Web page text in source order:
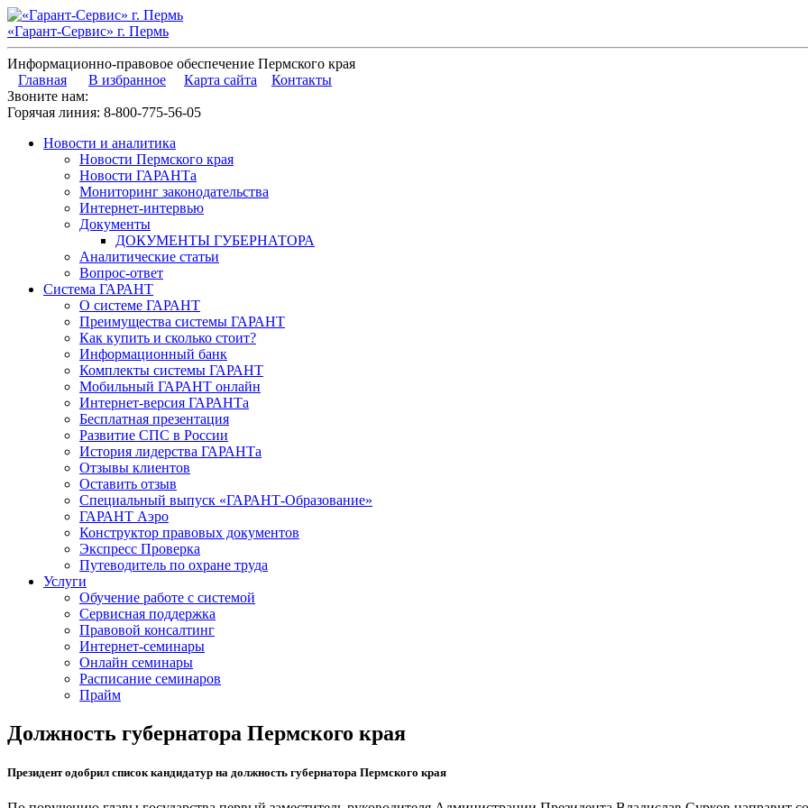
«Гарант-Сервис» г. Пермь
Информационно-правовое обеспечение Пермского края
Главная
В избранное Карта сайта
Контакты
Звоните нам:
Горячая линия: 8-800-775-56-05
Новости и аналитика
Новости Пермского края
Новости ГАРАНТа
Мониторинг законодательства
Интернет-интервью
Документы
ДОКУМЕНТЫ ГУБЕРНАТОРА
Аналитические статьи
Вопрос-ответ
Система ГАРАНТ
О системе ГАРАНТ
Преимущества системы ГАРАНТ
Как купить и сколько стоит?
Информационный банк
Комплекты системы ГАРАНТ
Мобильный ГАРАНТ онлайн
Интернет-версия ГАРАНТа
Бесплатная презентация
Развитие СПС в России
История лидерства ГАРАНТа
Отзывы клиентов
Оставить отзыв
Специальный выпуск «ГАРАНТ-Образование»
ГАРАНТ Аэро
Конструктор правовых документов
Экспресс Проверка
Путеводитель по охране труда
Услуги
Обучение работе с системой
Сервисная поддержка
Правовой консалтинг
Интернет-семинары
Онлайн семинары
Расписание семинаров
Прайм
Должность губернатора Пермского края
Президент одобрил список кандидатур на должность губернатора Пермского края